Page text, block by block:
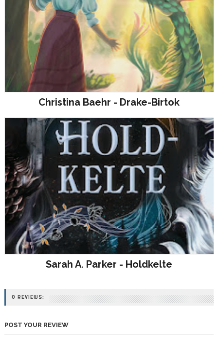
Christina Baehr - Drake-Birtok
Sarah A. Parker - Holdkelte
0 REVIEWS:
POST YOUR REVIEW